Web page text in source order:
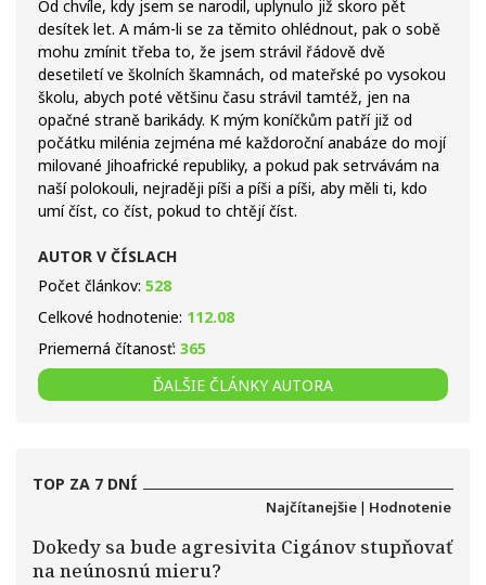
Od chvíle, kdy jsem se narodil, uplynulo již skoro pět
desítek let. A mám-li se za těmito ohlédnout, pak o sobě
mohu zmínit třeba to, že jsem strávil řádově dvě
desetiletí ve školních škamnách, od mateřské po vysokou
školu, abych poté většinu času strávil tamtéž, jen na
opačné straně barikády. K mým koníčkům patří již od
počátku milénia zejména mé každoroční anabáze do mojí
milované Jihoafrické republiky, a pokud pak setrvávám na
naší polokouli, nejraději píši a píši a píši, aby měli ti, kdo
umí číst, co číst, pokud to chtějí číst.
AUTOR V ČÍSLACH
Počet článkov: 528
Celkové hodnotenie: 112.08
Priemerná čítanosť: 365
ĎALŠIE ČLÁNKY AUTORA
TOP ZA 7 DNÍ
Najčítanejšie | Hodnotenie
Dokedy sa bude agresivita Cigánov stupňovať
na neúnosnú mieru?